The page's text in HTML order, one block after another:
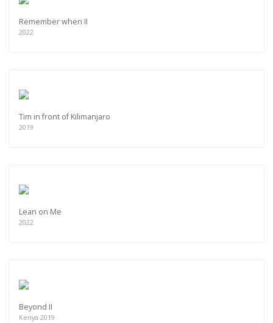
Remember when II
2022
Tim in front of Kilimanjaro
2019
Lean on Me
2022
Beyond II
Kenya 2019